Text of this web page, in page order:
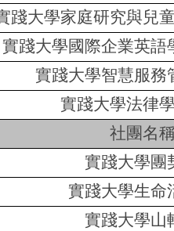
踐大學家庭研究與兒
實踐大學國際企業英語
實踐大學智慧服務
實踐大學法律
社團名
實踐大學團
實踐大學生命
實踐大學山